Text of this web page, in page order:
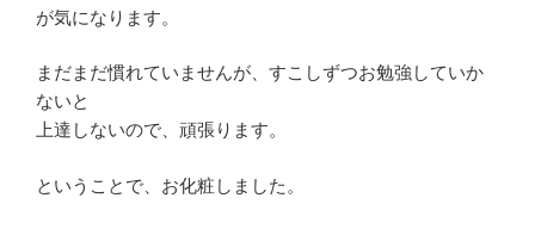
が気になります。
まだまだ慣れていませんが、すこしずつお勉強していか
ないと
上達しないので、頑張ります。
ということで、お化粧しました。